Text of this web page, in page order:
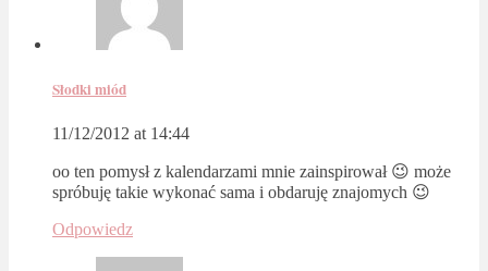
Słodki miód
11/12/2012 at 14:44
oo ten pomysł z kalendarzami mnie zainspirował 😉 może
spróbuję takie wykonać sama i obdaruję znajomych 😉
Odpowiedz